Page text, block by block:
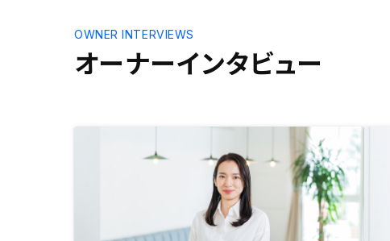
オーナーインタビュー
OWNER INTERVIEWS